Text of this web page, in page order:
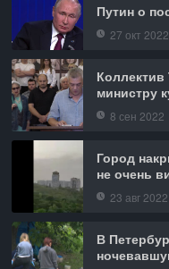
Путин о
27 окт 2022
министру
8 сен 2022
Город
не очень
23 авг 2022
В